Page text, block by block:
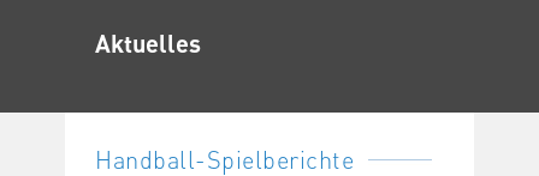
Aktuelles
Handball-Spielberichte